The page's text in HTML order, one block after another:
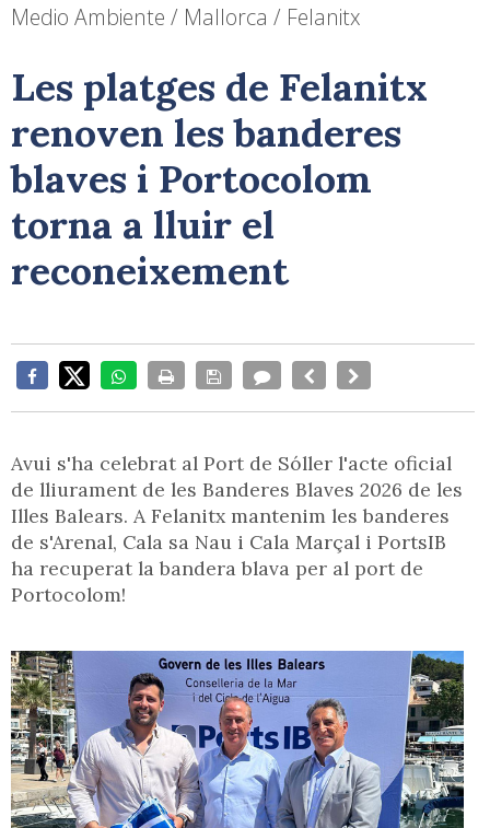
Medio Ambiente / Mallorca / Felanitx
Les platges de Felanitx
renoven les banderes
blaves i Portocolom
torna a lluir el
reconeixement
Avui s'ha celebrat al Port de Sóller l'acte oficial
de lliurament de les Banderes Blaves 2026 de les
Illes Balears. A Felanitx mantenim les banderes
de s'Arenal, Cala sa Nau i Cala Marçal i PortsIB
ha recuperat la bandera blava per al port de
Portocolom!